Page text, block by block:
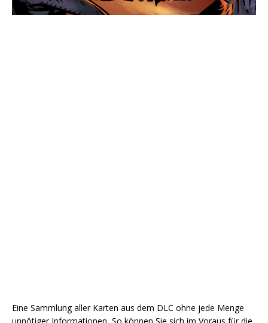
Eine Sammlung aller Karten aus dem DLC ohne jede Menge